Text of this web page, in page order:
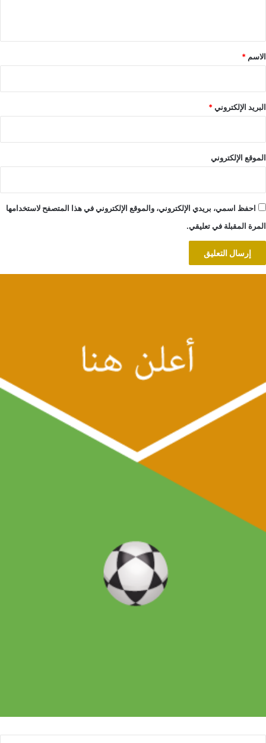
*
الاسم *
البريد الإلكتروني*
الموقع الإلكتروني
احفظ اسمي، بريدي الإلكتروني، والموقع الإلكتروني في هذا المتصفح لاستخدامها
المرة المقبلة في تعليقي.